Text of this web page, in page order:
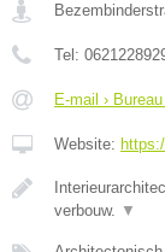
Tel:
E-mail ›
Website:
verbouw. ▼